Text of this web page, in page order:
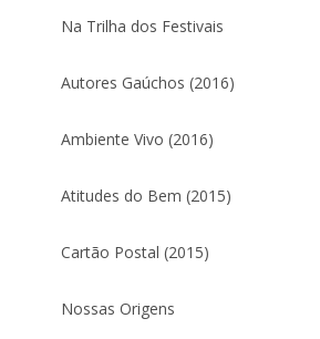
Na Trilha dos Festivais
Autores Gaúchos (2016)
Ambiente Vivo (2016)
Atitudes do Bem (2015)
Cartão Postal (2015)
Nossas Origens